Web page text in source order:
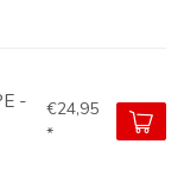
-
€24,95
*